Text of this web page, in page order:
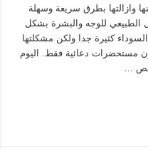
وازالتها بطرق سريعة وسهلة
الطبيعي للوجه والبشرة بشكل
كثيرة جدا ولكن مشكلتها
مستحضرات دعائية فقط. اليوم
…